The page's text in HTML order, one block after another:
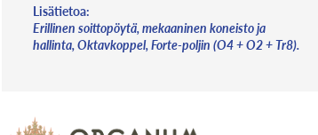
Lisätietoa:
Erillinen soittopöytä, mekaaninen koneisto ja
hallinta, Oktavkoppel, Forte-poljin (O4 + O2 + Tr8).